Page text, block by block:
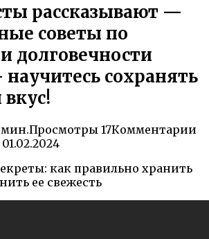
рассказывают —
советы по
долговечности
сохранять
вкус!
мин.Просмотры 17Комментарии
01.02.2024